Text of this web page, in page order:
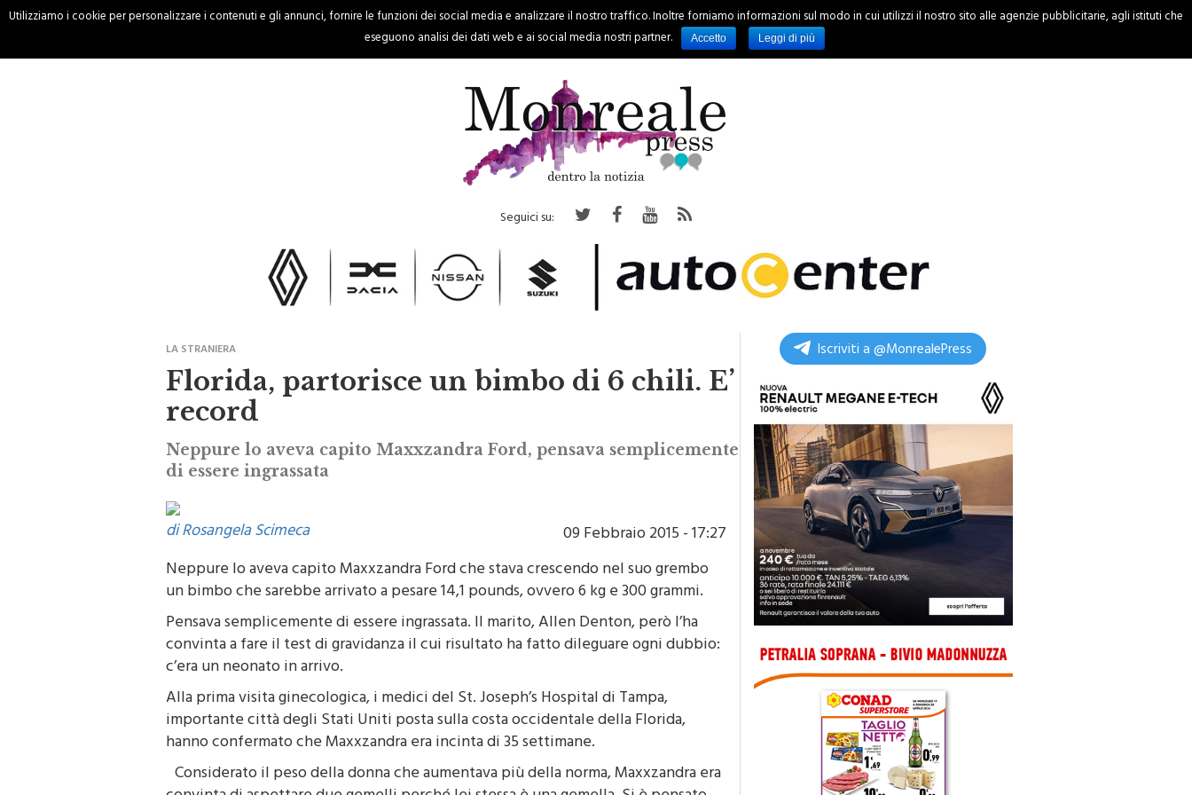
HOME CRONACA PALERMO REGIONE EVENTI RUBRICHE SPORT INCHIESTE
Seguici su:
LA STRANIERA
Florida, partorisce un bimbo di 6 chili. E’
record
Neppure lo aveva capito Maxxzandra Ford, pensava semplicemente
di essere ingrassata
di Rosangela Scimeca
09 Febbraio 2015 - 17:27
Neppure lo aveva capito Maxxzandra Ford che stava crescendo nel suo grembo
un bimbo che sarebbe arrivato a pesare 14,1 pounds, ovvero 6 kg e 300 grammi.
Pensava semplicemente di essere ingrassata. Il marito, Allen Denton, però l’ha
convinta a fare il test di gravidanza il cui risultato ha fatto dileguare ogni dubbio:
c’era un neonato in arrivo.
Alla prima visita ginecologica, i medici del St. Joseph’s Hospital di Tampa,
importante città degli Stati Uniti posta sulla costa occidentale della Florida,
hanno confermato che Maxxzandra era incinta di 35 settimane.
Considerato il peso della donna che aumentava più della norma, Maxxzandra era
convinta di aspettare due gemelli perché lei stessa è una gemella. Si è pensato,
Iscriviti a @MonrealePress
Utilizziamo i cookie per personalizzare i contenuti e gli annunci, fornire le funzioni dei social media e analizzare il nostro traffico. Inoltre forniamo informazioni sul modo in cui utilizzi il nostro sito alle agenzie pubblicitarie, agli istituti che
eseguono analisi dei dati web e ai social media nostri partner.
Accetto Leggi di più